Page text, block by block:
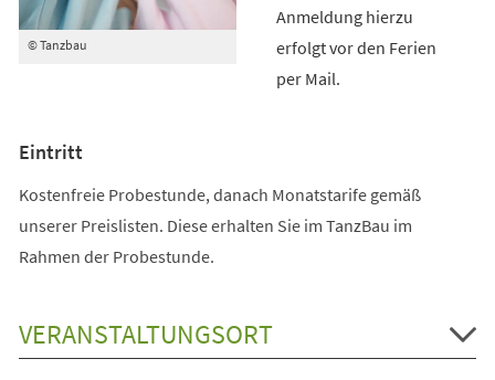
© Tanzbau
Anmeldung hierzu
erfolgt vor den Ferien
per Mail.
Eintritt
Kostenfreie Probestunde, danach Monatstarife gemäß
unserer Preislisten. Diese erhalten Sie im TanzBau im
Rahmen der Probestunde.
VERANSTALTUNGSORT